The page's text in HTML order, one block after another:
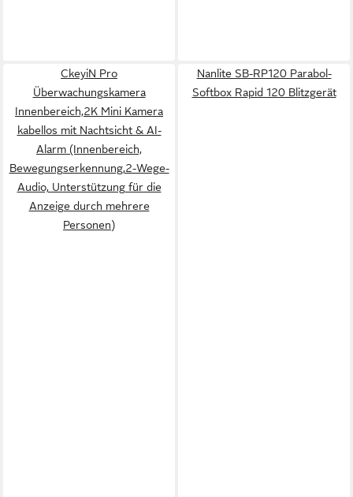
CkeyiN Pro
Überwachungskamera
Innenbereich,2K Mini Kamera
kabellos mit Nachtsicht & AI-
Alarm (Innenbereich,
Bewegungserkennung,2-Wege-
Audio, Unterstützung für die
Anzeige durch mehrere
Personen)
Nanlite SB-RP120 Parabol-
Softbox Rapid 120 Blitzgerät